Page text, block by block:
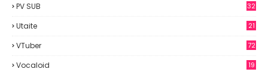
PV SUB 32
Utaite 21
VTuber 72
Vocaloid 19